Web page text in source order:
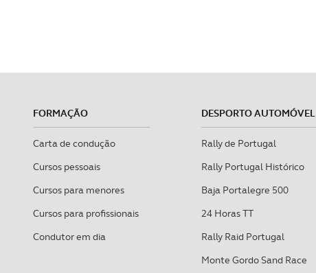
FORMAÇÃO
Carta de condução
Cursos pessoais
Cursos para menores
Cursos para profissionais
Condutor em dia
DESPORTO AUTOMÓVEL
Rally de Portugal
Rally Portugal Histórico
Baja Portalegre 500
24 Horas TT
Rally Raid Portugal
Monte Gordo Sand Race